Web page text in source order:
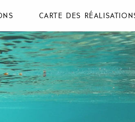
CARTE DES